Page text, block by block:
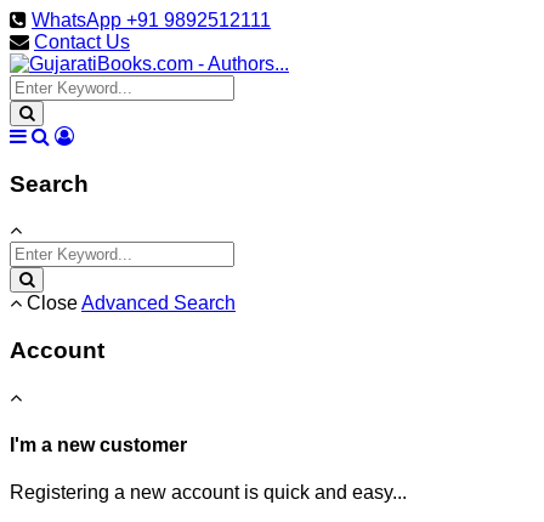
WhatsApp +91 9892512111
Contact Us
Search
CloseAdvanced Search
Account
I'm a new customer
Registering a new account is quick and easy...